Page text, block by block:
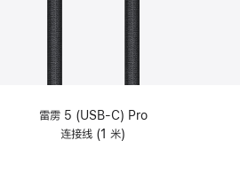
雷雳 5 (USB-C) Pro
连接线 (1 米)